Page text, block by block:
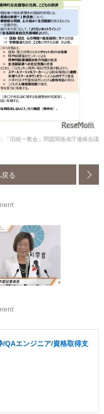
「旧統一教会」問題関係省庁連絡会議
る
/QAエンジニア/資格取得支